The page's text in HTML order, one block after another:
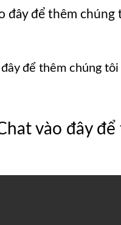
đây để thêm chúng
để thêm chúng tôi
vào đây